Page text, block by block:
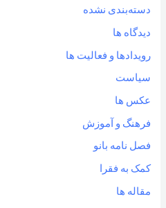
دسته‌بندی نشده
دیدگاه ها
رویدادها و فعالیت ها
سیاست
عکس ها
فرهنگ و آموزش
فصل نامه بانو
کمک به فقرا
مقاله ها